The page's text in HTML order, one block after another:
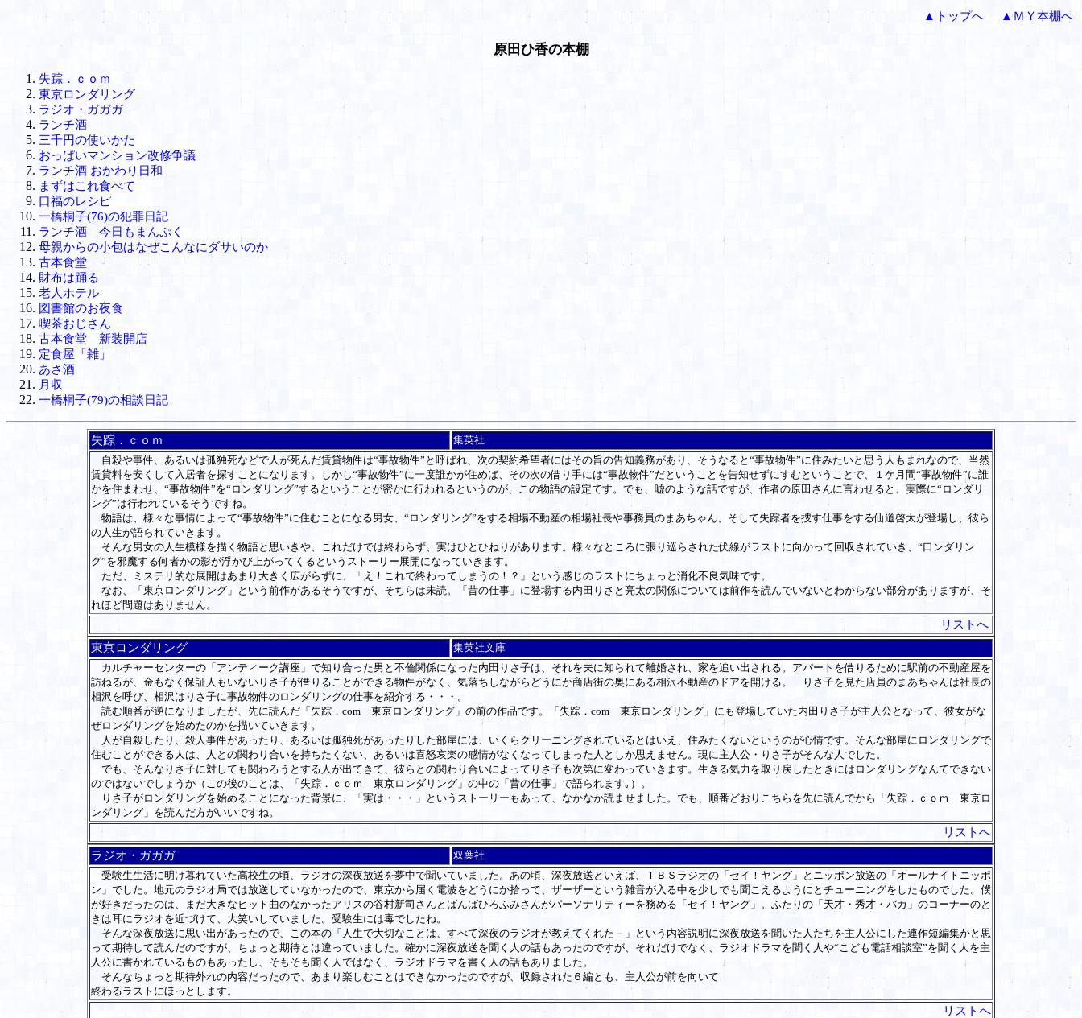
▲トップへ ▲ＭＹ本棚へ
原田ひ香の本棚
失踪．ｃｏｍ
東京ロンダリング
ラジオ・ガガガ
ランチ酒
三千円の使いかた
おっぱいマンション改修争議
ランチ酒 おかわり日和
まずはこれ食べて
口福のレシピ
一橋桐子(76)の犯罪日記
ランチ酒 今日もまんぷく
母親からの小包はなぜこんなにダサいのか
古本食堂
財布は踊る
老人ホテル
図書館のお夜食
喫茶おじさん
古本食堂 新装開店
定食屋「雑」
あさ酒
月収
一橋桐子(79)の相談日記
失踪．ｃｏｍ
集英社
自殺や事件、あるいは孤独死などで人が死んだ賃貸物件は“事故物件”と呼ばれ、次の契約希望者にはその旨の告知義務があり、そうなると“事故物件”に住みたいと思う人もまれなので、当然
賃貸料を安くして入居者を探すことになります。しかし“事故物件”に一度誰かが住めば、その次の借り手には“事故物件”だということを告知せずにすむということで、１ケ月間“事故物件”に誰
かを住まわせ、“事故物件”を“ロンダリング”するということが密かに行われるというのが、この物語の設定です。でも、嘘のような話ですが、作者の原田さんに言わせると、実際に“ロンダリ
ング”は行われているそうですね。
物語は、様々な事情によって“事故物件”に住むことになる男女、“ロンダリング”をする相場不動産の相場社長や事務員のまあちゃん、そして失踪者を捜す仕事をする仙道啓太が登場し、彼ら
の人生が語られていきます。
そんな男女の人生模様を描く物語と思いきや、これだけでは終わらず、実はひとひねりがあります。様々なところに張り巡らされた伏線がラストに向かって回収されていき、“口ンダリン
グ”を邪魔する何者かの影が浮かび上がってくるというストーリー展開になっていきます。
ただ、ミステリ的な展開はあまり大きく広がらずに、「え！これで終わってしまうの！？」という感じのラストにちょっと消化不良気味です。
なお、「東京ロンダリング」という前作があるそうですが、そちらは未読。「昔の仕事」に登場する内田りさと亮太の関係については前作を読んでいないとわからない部分がありますが、そ
れほど問題はありません。
リストへ
東京ロンダリング
集英社文庫
カルチャーセンターの「アンティーク講座」で知り合った男と不倫関係になった内田りさ子は、それを夫に知られて離婚され、家を追い出される。アパートを借りるために駅前の不動産屋を
訪ねるが、金もなく保証人もいないりさ子が借りることができる物件がなく、気落ちしながらどうにか商店街の奥にある相沢不動産のドアを開ける。 りさ子を見た店員のまあちゃんは社長の
相沢を呼び、相沢はりさ子に事故物件のロンダリングの仕事を紹介する・・・。
読む順番が逆になりましたが、先に読んだ「失踪 ．com 東京ロンダリング」の前の作品です。「失踪 ．com 東京ロンダリング」にも登場していた内田りさ子が主人公となって、彼女がな
ぜロンダリングを始めたのかを描いていきます。
人が自殺したり、殺人事件があったり、あるいは孤独死があったりした部屋には、いく らクリーニングされているとはいえ、住みたくないというのが心情です。そんな部屋にロ ンダリングで
住むことができる人は、人との関わり合いを持ちたくない、あるいは喜怒哀楽の感情がなくなってしまった人としか思えません。現に主人公・りさ子がそんな人でした。
でも、そんなりさ子に対しても関わろうとする人が出てきて、彼らとの関わり合いによ ってりさ子も次第に変わっていきます。生きる気力を取り戻したときにはロンダリングなんてできない
のではないでしょうか（この後のことは、「失踪． ｃｏｍ 東京ロンダリング」の中の「昔の仕事」で語られます｡）。
りさ子がロンダリングを始めることになった背景に、「実は・・・」というストーリーもあって、なかなか読ませました。でも、順番どおりこちらを先に読んでから「失踪 ．ｃｏｍ
東京ロ
ンダリング」を読んだ方がいいですね。
リストへ
ラジオ・ガガガ
双葉社
受験生生活に明け暮れていた高校生の頃、ラジオの深夜放送を夢中で聞いていました。あの頃、深夜放送といえば、ＴＢＳラジオの「セイ！ヤング」とニッポン放送の「オールナイトニッポ
ン」でした。地元のラジオ局では放送していなかったので、東京から届く電波をどうにか拾って、ザーザーという雑音が入る中を少しでも聞こえるようにとチューニングをしたものでした。僕
が好きだったのは、まだ大きなヒット曲のなかったアリスの谷村新司さんとばんばひろふみさんがパーソナリティーを務める「セイ！ヤング」。ふたりの「天才・秀才・バカ」のコーナーのと
きは耳にラジオを近づけて、大笑いしていました。受験生には毒でしたね。
そんな深夜放送に思い出があったので、この本の「人生で大切なことは、すべて深夜のラジオが教えてくれた－」という内容説明に深夜放送を聞いた人たちを主人公にした連作短編集かと思
って期待して読んだのですが、ちょっと期待とは違っていました。確かに深夜放送を聞く人の話もあったのですが、それだけでなく、ラジオドラマを聞く人や“こども電話相談室”を聞く人を主
人公に書かれているものもあったし、そもそも聞く人ではなく、ラジオドラマを書く人の話もありました。
そんなちょっと期待外れの内容だったので、あまり楽しむことはできなかったのですが、収録された６編とも、主人公が前を向いて
終わるラストにほっとします。
リストへ